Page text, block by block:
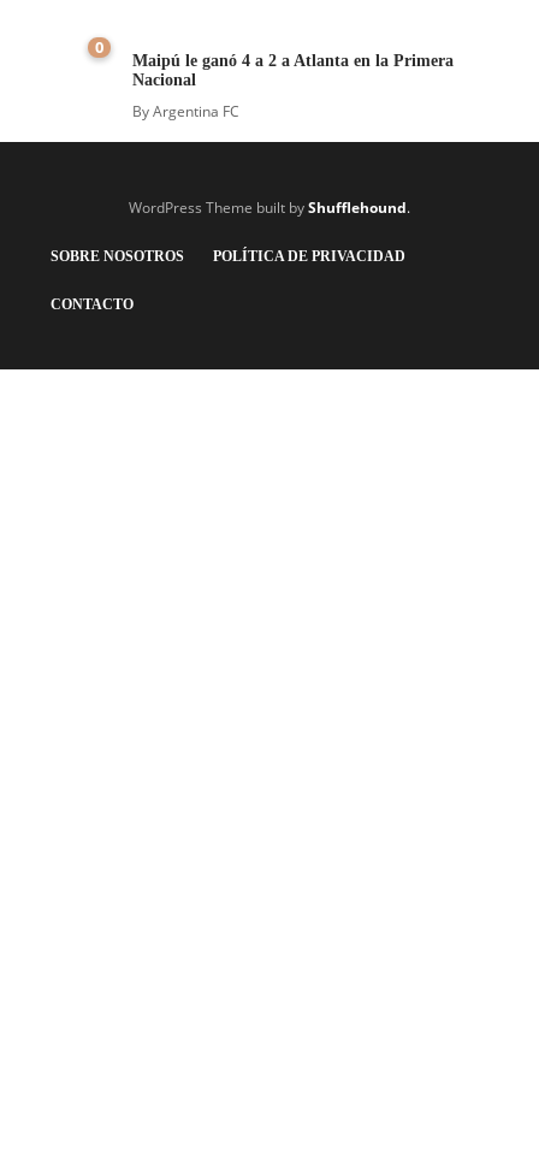
0
Maipú le ganó 4 a 2 a Atlanta en la Primera
Nacional
ByArgentina FC
WordPress Theme built byShufflehound.
SOBRE NOSOTROS POLÍTICA DE PRIVACIDAD
CONTACTO